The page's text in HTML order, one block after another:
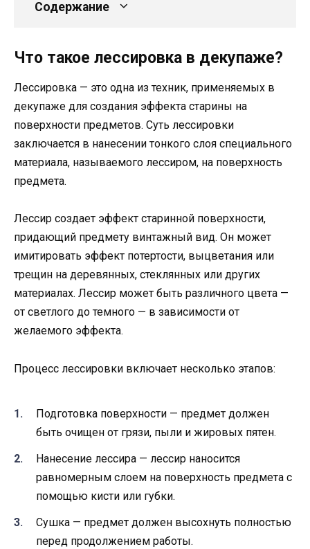
Содержание
Что такое лессировка в декупаже?
Лессировка — это одна из техник, применяемых в
декупаже для создания эффекта старины на
поверхности предметов. Суть лессировки
заключается в нанесении тонкого слоя специального
материала, называемого лессиром, на поверхность
предмета.
Лессир создает эффект старинной поверхности,
придающий предмету винтажный вид. Он может
имитировать эффект потертости, выцветания или
трещин на деревянных, стеклянных или других
материалах. Лессир может быть различного цвета —
от светлого до темного — в зависимости от
желаемого эффекта.
Процесс лессировки включает несколько этапов:
Подготовка поверхности — предмет должен
быть очищен от грязи, пыли и жировых пятен.
Нанесение лессира — лессир наносится
равномерным слоем на поверхность предмета с
помощью кисти или губки.
Сушка — предмет должен высохнуть полностью
перед продолжением работы.